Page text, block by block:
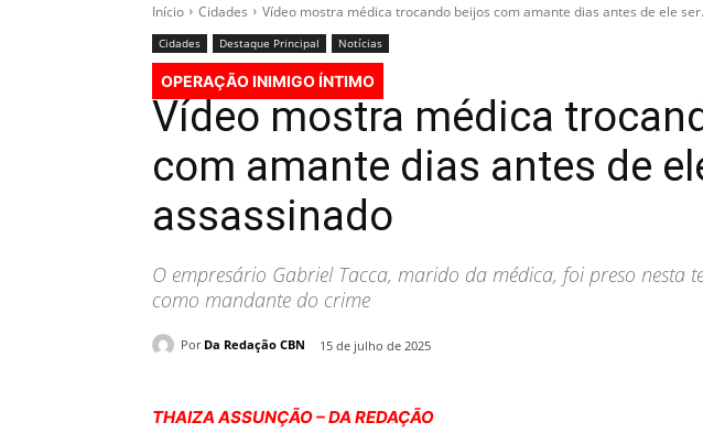
Início Cidades Vídeo mostra médica trocando beijos com amante dias antes de ele
Cidades Destaque Principal Notícias
OPERAÇÃO INIMIGO ÍNTIMO
Vídeo mostra médica
com amante dias antes de
assassinado
O empresário Gabriel Tacca, marido da médica, foi preso nesta
como mandante do crime
Por Da Redação CBN 15 de julho de 2025
THAIZA ASSUNÇÃO – DA REDAÇÃO